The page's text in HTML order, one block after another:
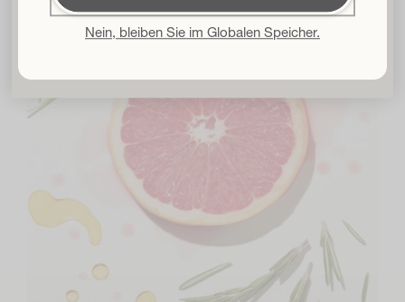
Nein, bleiben Sie im Globalen Speicher.
Bedingungen und Konditionenund erkläre mich damit einverstanden, von
Bouclème per E-Mail über die neuesten Produkteinführungen, Verkäufe und
Veranstaltungen informiert zu werden. Sie können sich jederzeit wieder